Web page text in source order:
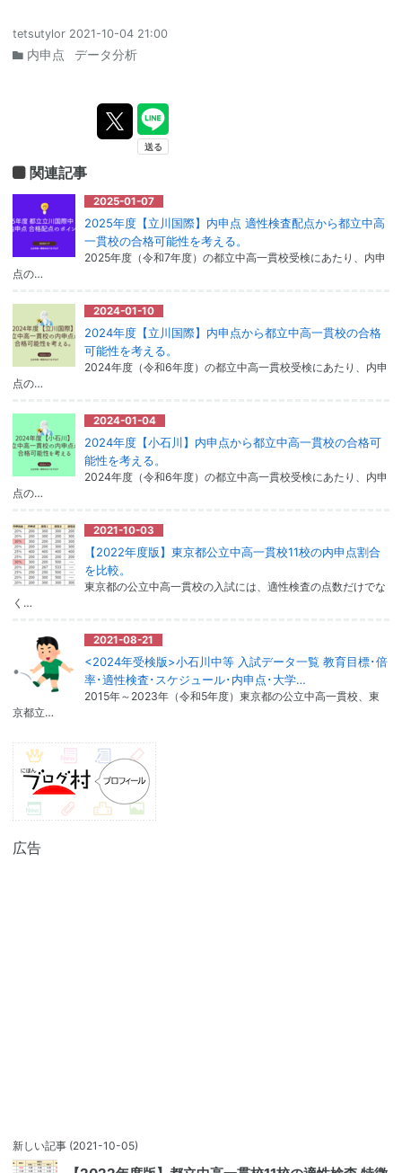
tetsutylor 2021-10-04 21:00
内申点 データ分析
関連記事
2025-01-07
2025年度【立川国際】内申点 適性検査配点から都立中高
一貫校の合格可能性を考える。
2025年度（令和7年度）の都立中高一貫校受検にあたり、内申
点の…
2024-01-10
2024年度【立川国際】内申点から都立中高一貫校の合格
可能性を考える。
2024年度（令和6年度）の都立中高一貫校受検にあたり、内申
点の…
2024-01-04
2024年度【小石川】内申点から都立中高一貫校の合格可
能性を考える。
2024年度（令和6年度）の都立中高一貫校受検にあたり、内申
点の…
2021-10-03
【2022年度版】東京都公立中高一貫校11校の内申点割合
を比較。
東京都の公立中高一貫校の入試には、適性検査の点数だけでな
く…
2021-08-21
<2024年受検版>小石川中等 入試データ一覧 教育目標･倍
率･適性検査･スケジュール･内申点･大学…
2015年～2023年（令和5年度）東京都の公立中高一貫校、東
京都立…
広告
新しい記事 (2021-10-05)